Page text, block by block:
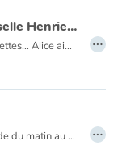
Les frisettes de Mademoiselle Henriette
De belles bouclettes, de folles frisettes… Alice aimerait tellement devenir coiffeuse ! Un jour, par hasard, l’occasion se présente. Mlle Henriette devient sa toute première cliente. Malgré les inquiétudes de son frère Martin quant au talent de sa soeur, Alice n’écoute que sa passion. Faites venir shampooings, couleurs et ciseaux : cela va décoiffer ! …
Léon est un fou de télé. Il la regarde du matin au soir. Il la regarderait même la nuit s'il le pouvait... Mais un beau dimanche, la télé tombe en panne. Horreur : ses parents, soulagés, renoncent à la faire réparer. Léon est désespéré. Pris de pitié, son parrain lui offre un cadeau extraordinaire : une mini-télé, rien qu'à lui, qu'il peut regarder où ça lui plaît, quand ça lui plaît. Commencent alors pour Léon des aventures plus palpitantes que ses feuilletons préférés. Car ce cadeau inattendu n'est vraiment pas ordinaire.. …